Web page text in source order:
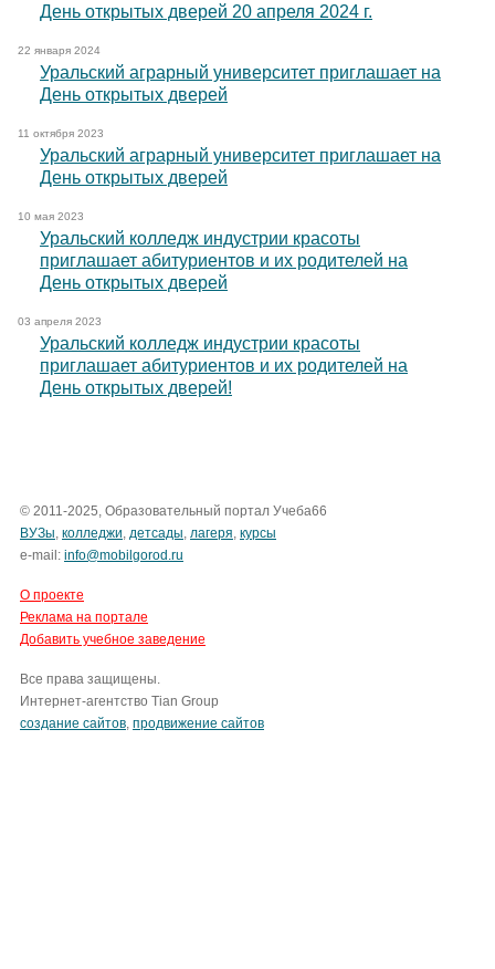
День открытых дверей 20 апреля 2024 г.
22 января 2024
Уральский аграрный университет приглашает на
День открытых дверей
11 октября 2023
Уральский аграрный университет приглашает на
День открытых дверей
10 мая 2023
Уральский колледж индустрии красоты
приглашает абитуриентов и их родителей на
День открытых дверей
03 апреля 2023
Уральский колледж индустрии красоты
приглашает абитуриентов и их родителей на
День открытых дверей!
© 2011-2025, Образовательный портал Учеба66
ВУЗы колледжи детсады лагеря курсы
e-mail: info@mobilgorod.ru
О проекте
Реклама на портале
Добавить учебное заведение
Все права защищены.
Интернет-агентство Tian Group
cоздание сайтов продвижение сайтов